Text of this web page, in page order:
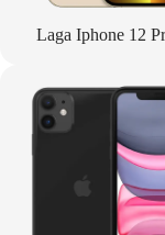
Laga Iphone 12